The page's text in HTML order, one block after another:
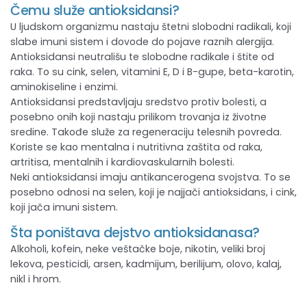
Čemu služe antioksidansi?
U ljudskom organizmu nastaju štetni slobodni radikali, koji
slabe imuni sistem i dovode do pojave raznih alergija.
Antioksidansi neutrališu te slobodne radikale i štite od
raka. To su cink, selen, vitamini E, D i B-gupe, beta-karotin,
aminokiseline i enzimi.
Antioksidansi predstavljaju sredstvo protiv bolesti, a
posebno onih koji nastaju prilikom trovanja iz životne
sredine. Takođe služe za regeneraciju telesnih povreda.
Koriste se kao mentalna i nutritivna zaštita od raka,
artritisa, mentalnih i kardiovaskularnih bolesti.
Neki antioksidansi imaju antikancerogena svojstva. To se
posebno odnosi na selen, koji je najjači antioksidans, i cink,
koji jača imuni sistem.
Šta poništava dejstvo antioksidanasa?
Alkoholi, kofein, neke veštačke boje, nikotin, veliki broj
lekova, pesticidi, arsen, kadmijum, berilijum, olovo, kalaj,
nikl i hrom.